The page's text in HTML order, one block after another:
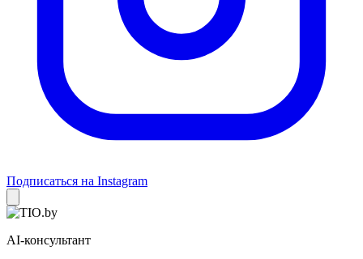
Подписаться на Instagram
AI-консультант